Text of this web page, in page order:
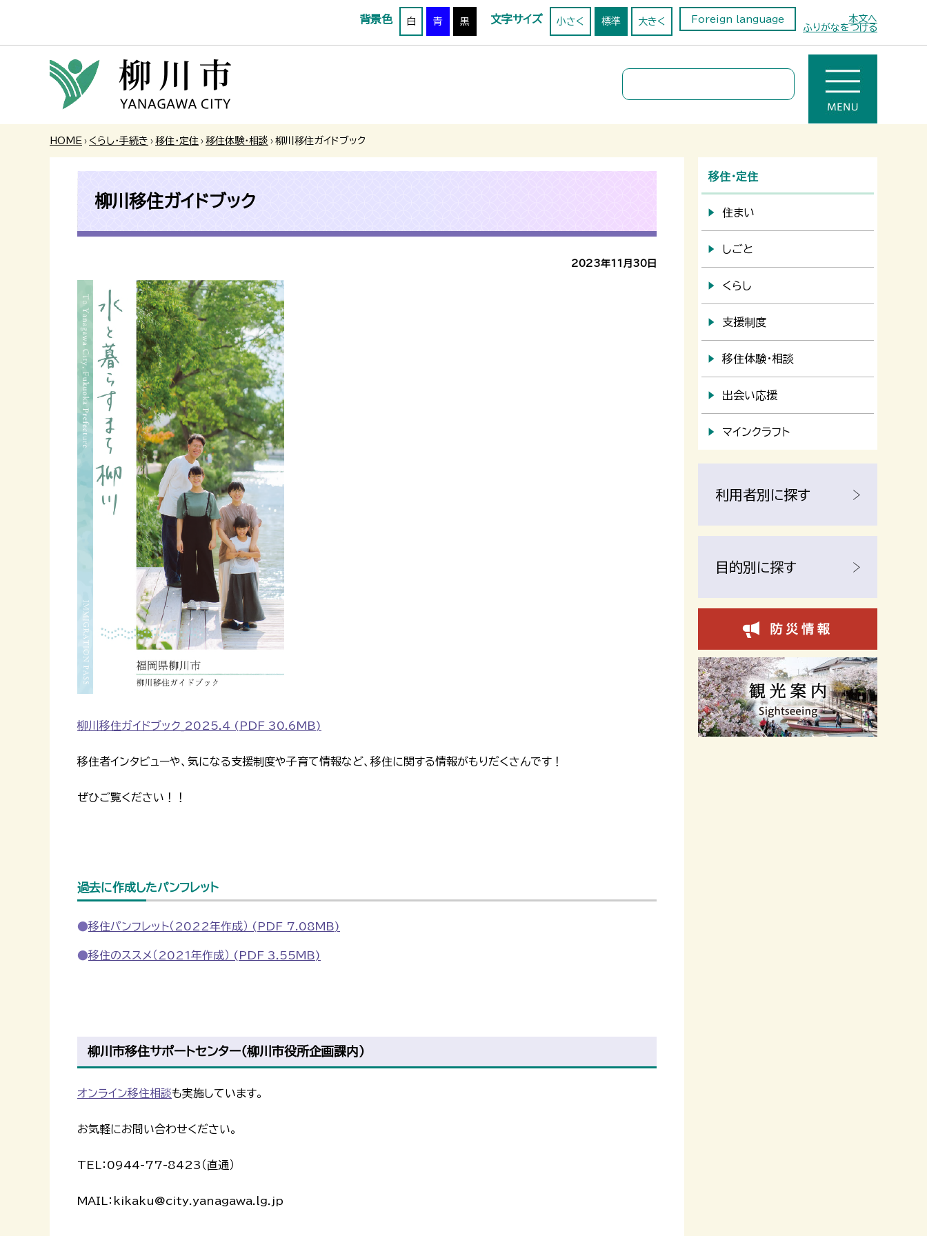
本文へ
背景色 白 青 黒 文字サイズ 小さく 標準 大きく
Foreign language
ふりがなをつける
HOME › くらし・手続き › 移住・定住 › 移住体験・相談 › 柳川移住ガイドブック
柳川移住ガイドブック
2023年11月30日
柳川移住ガイドブック_2025.4 (PDF 30.6MB)
移住者インタビューや、気になる支援制度や子育て情報など、移住に関する情報がもりだくさんです！
ぜひご覧ください！！
過去に作成したパンフレット
移住パンフレット（2022年作成） (PDF 7.08MB)
移住のススメ（2021年作成） (PDF 3.55MB)
柳川市移住サポートセンター（柳川市役所企画課内）
オンライン移住相談も実施しています。
お気軽にお問い合わせください。
TEL：0944-77-8423（直通）
MAIL：kikaku@city.yanagawa.lg.jp
移住・定住
住まい
しごと
くらし
支援制度
移住体験・相談
出会い応援
マインクラフト
利用者別に探す
目的別に探す